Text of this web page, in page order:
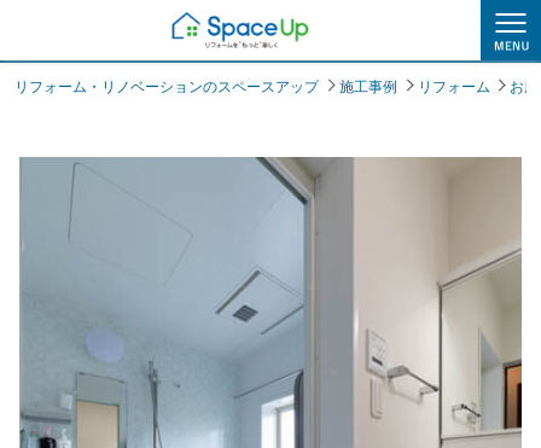
施工事例
リフォーム・リノベーションのスペースアップ 施工事例 リフォーム お